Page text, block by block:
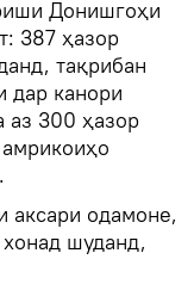
Донишгоҳи
387 ҳазор
тақрибан
дар канори
аз 300 ҳазор
одамоне,
шуданд,